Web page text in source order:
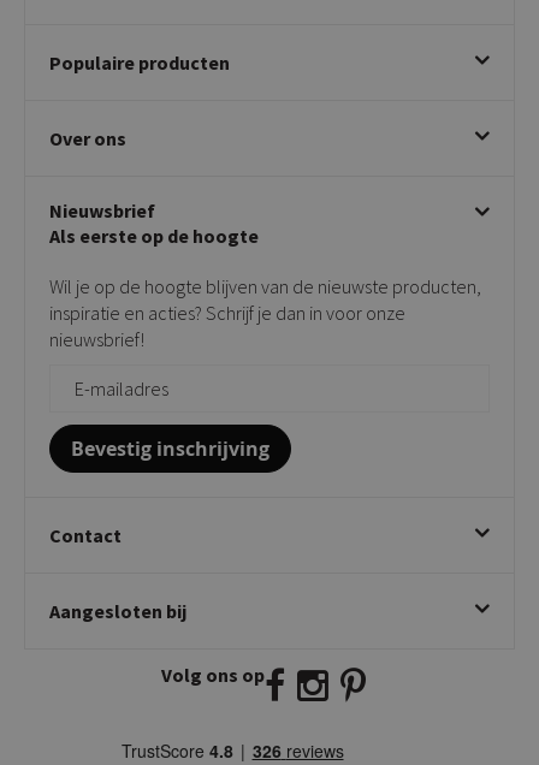
Betalen & annuleren
Klachtafhandeling
Privacy policy
Populaire producten
Draaibare eetkamerstoelen
Taupe stoelen
Tuinstoelen
Bijzettafels
Over ons
Showroom
Contact
Onderhoudsproducten
Vloerbescherming
Giftcards
Nieuwsbrief
Als eerste op de hoogte
Wil je op de hoogte blijven van de nieuwste producten,
inspiratie en acties? Schrijf je dan in voor onze
nieuwsbrief!
Bevestig inschrijving
Contact
Twijnstraweg 2
info@kickcollection.nl
Aangesloten bij
Volg ons op